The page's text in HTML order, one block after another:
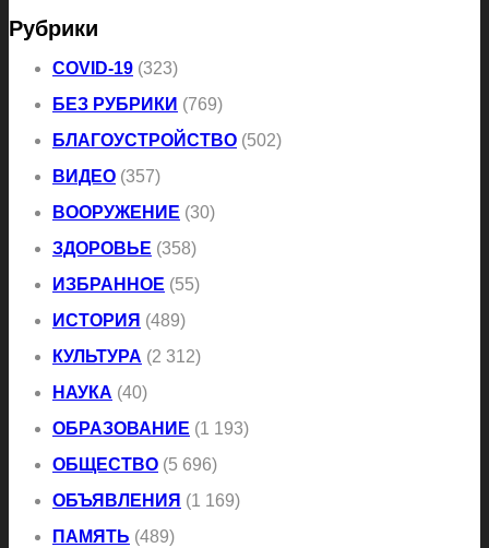
Рубрики
COVID-19 (323)
БЕЗ РУБРИКИ (769)
БЛАГОУСТРОЙСТВО (502)
ВИДЕО (357)
ВООРУЖЕНИЕ (30)
ЗДОРОВЬЕ (358)
ИЗБРАННОЕ (55)
ИСТОРИЯ (489)
КУЛЬТУРА (2 312)
НАУКА (40)
ОБРАЗОВАНИЕ (1 193)
ОБЩЕСТВО (5 696)
ОБЪЯВЛЕНИЯ (1 169)
ПАМЯТЬ (489)